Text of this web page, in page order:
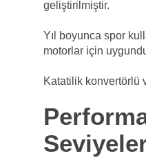
geliştirilmiştir.
Yıl boyunca spor
motorlar için
Katatilik konvertörlü